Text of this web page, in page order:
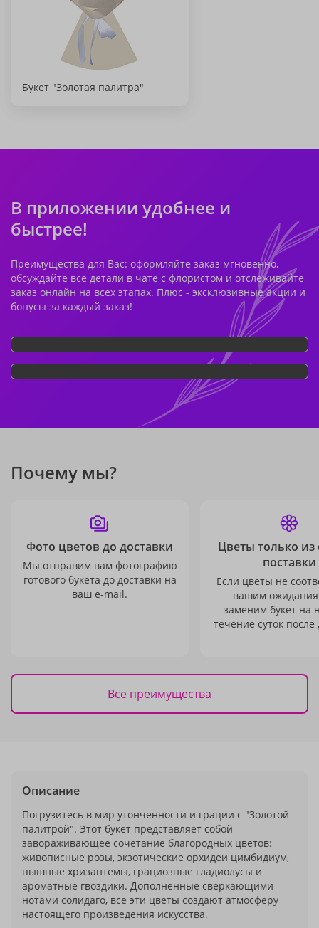
Букет "Золотая палитра"
В приложении удобнее и
быстрее!
Преимущества для Вас: оформляйте заказ мгновенно,
обсуждайте все детали в чате с флористом и отслеживайте
заказ онлайн на всех этапах. Плюс - эксклюзивные акции и
бонусы за каждый заказ!
Почему мы?
Фото цветов до доставки
Мы отправим вам фотографию
готового букета до доставки на
ваш e-mail.
Цветы только из
поставки
Если цветы не
вашим
заменим букет на
течение суток после
Все преимущества
Описание
Погрузитесь в мир утонченности и грации с "Золотой
палитрой". Этот букет представляет собой
завораживающее сочетание благородных цветов:
живописные розы, экзотические орхидеи цимбидиум,
пышные хризантемы, грациозные гладиолусы и
ароматные гвоздики. Дополненные сверкающими
нотами солидаго, все эти цветы создают атмосферу
настоящего произведения искусства.